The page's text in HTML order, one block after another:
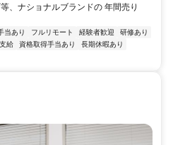
、ナショナルブランドの 年間売り
当あり フルリモート 経験者歓迎
研修あり
給 資格取得手当あり
長期休暇あり